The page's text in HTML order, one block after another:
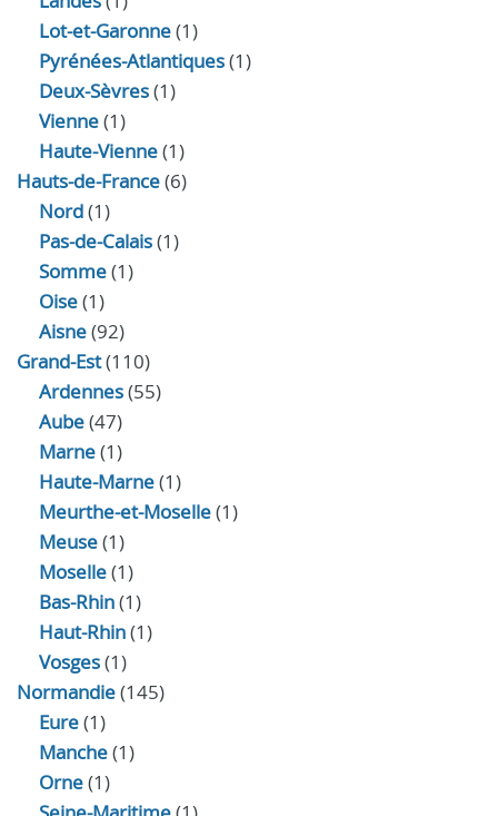
Lot-et-Garonne(1)
Pyrénées-Atlantiques(1)
Deux-Sèvres(1)
Vienne(1)
Haute-Vienne(1)
Hauts-de-France(6)
Nord(1)
Pas-de-Calais(1)
Somme(1)
Oise(1)
Aisne(92)
Grand-Est(110)
Ardennes(55)
Aube(47)
Marne(1)
Haute-Marne(1)
Meurthe-et-Moselle(1)
Meuse(1)
Moselle(1)
Bas-Rhin(1)
Haut-Rhin(1)
Vosges(1)
Normandie(145)
Eure(1)
Manche(1)
Orne(1)